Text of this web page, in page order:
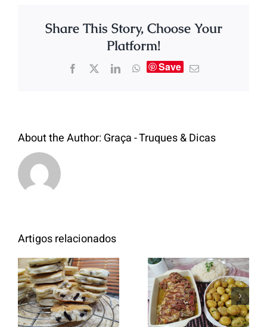
Share This Story, Choose Your
Platform!
Save
About the Author:Graça - Truques & Dicas
Artigos relacionados
Panquecas
com Oreo
Entrecosto
italiano c/
batata a